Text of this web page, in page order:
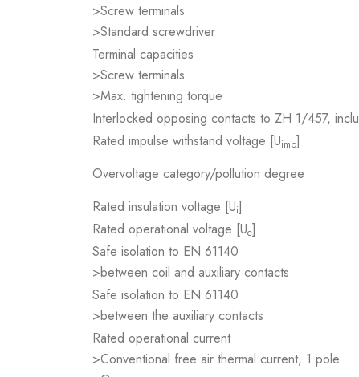
>Screw terminals
>Standard screwdriver
Terminal capacities
>Screw terminals
>Max. tightening torque
Interlocked opposing contacts to ZH 1/457,
Rated impulse withstand voltage [Uimp]
Overvoltage category/pollution degree
Rated insulation voltage [Ui]
Rated operational voltage [Ue]
Safe isolation to EN 61140
>between coil and auxiliary contacts
Safe isolation to EN 61140
>between the auxiliary contacts
Rated operational current
>Conventional free air thermal current, 1 pole